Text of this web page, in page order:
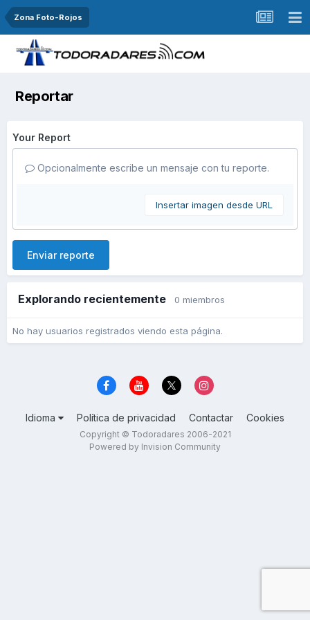
Zona Foto-Rojos
Reportar
Your Report
Opcionalmente escribe un mensaje con tu reporte.
Insertar imagen desde URL
Enviar reporte
Explorando recientemente 0 miembros
No hay usuarios registrados viendo esta página.
Idioma Política de privacidad Contactar Cookies
Copyright © Todoradares 2006-2021
Powered by Invision Community